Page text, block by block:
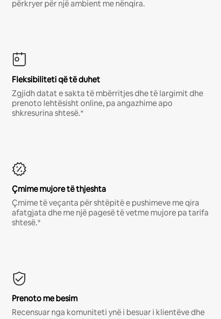
përkryer për një ambient me nënqira.
Fleksibiliteti që të duhet
Zgjidh datat e sakta të mbërritjes dhe të largimit dhe
prenoto lehtësisht online, pa angazhime apo
shkresurina shtesë.*
Çmime mujore të thjeshta
Çmime të veçanta për shtëpitë e pushimeve me qira
afatgjata dhe me një pagesë të vetme mujore pa tarifa
shtesë.*
Prenoto me besim
Recensuar nga komuniteti ynë i besuar i klientëve dhe